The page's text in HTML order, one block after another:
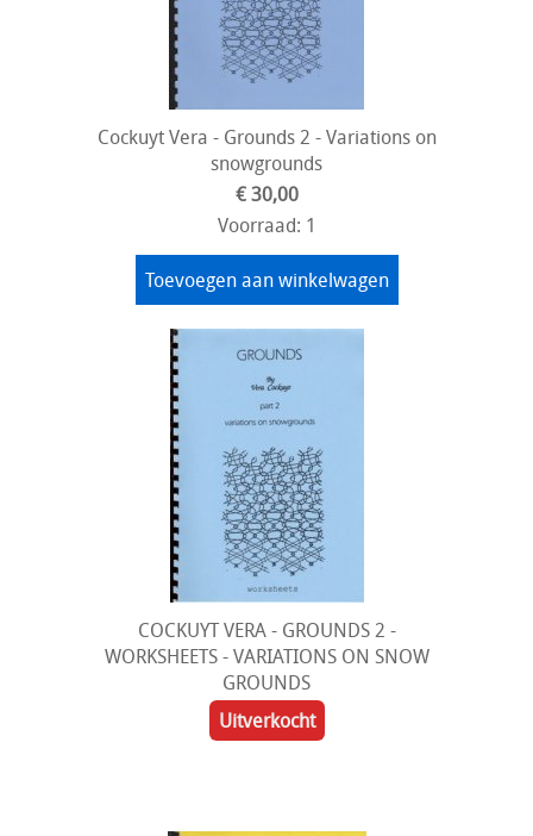
Cockuyt Vera - Grounds 2 - Variations on
snowgrounds
€ 30,00
Voorraad: 1
Toevoegen aan winkelwagen
COCKUYT VERA - GROUNDS 2 -
WORKSHEETS - VARIATIONS ON SNOW
GROUNDS
Uitverkocht